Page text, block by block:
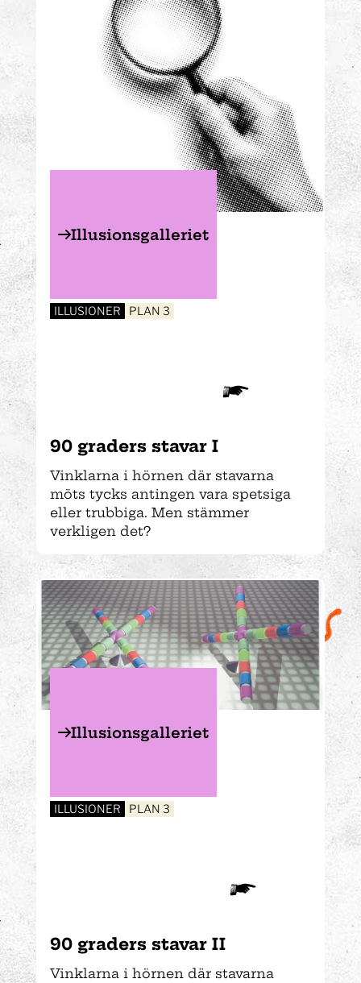
90 graders stavar I
Illusionsgalleriet
ILLUSIONER PLAN 3
Vinklarna i hörnen där stavarna
möts tycks antingen vara spetsiga
eller trubbiga. Men stämmer
verkligen det?
90 graders stavar II
Illusionsgalleriet
ILLUSIONER PLAN 3
Vinklarna i hörnen där stavarna